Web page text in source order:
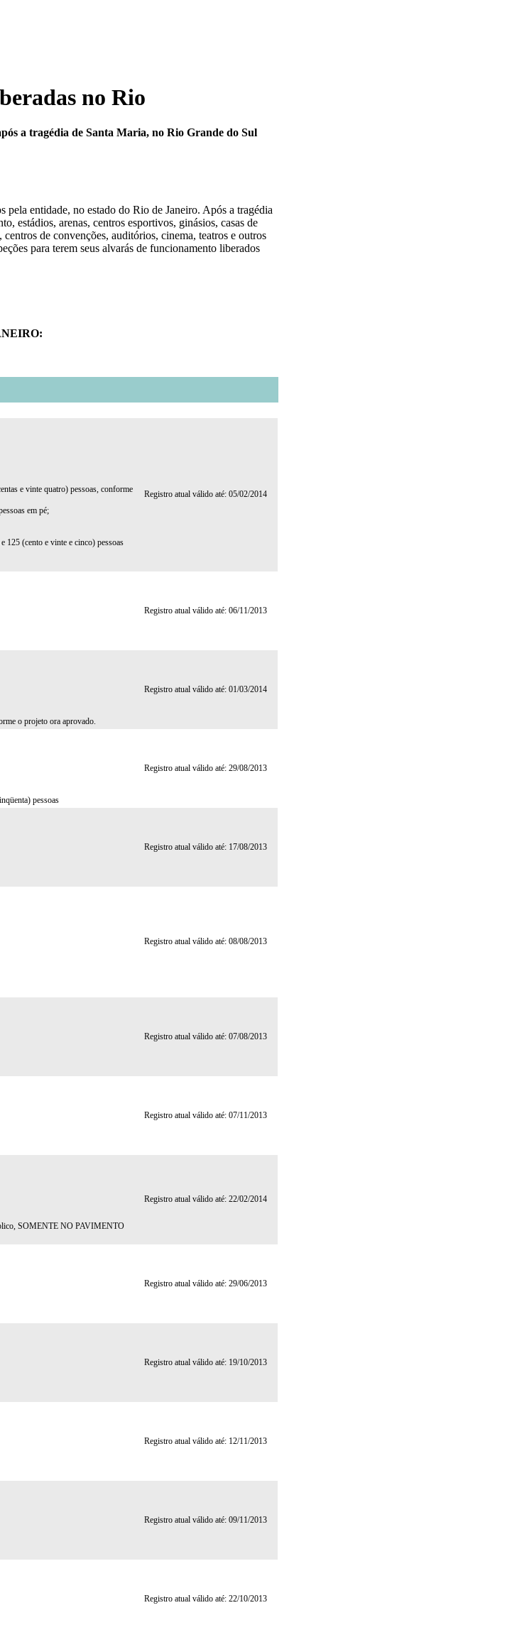
no Rio
a tragédia de Santa Maria, no Rio Grande do Sul
entidade, no estado do Rio de Janeiro. Após a tragédia
estádios, arenas, centros esportivos, ginásios, casas de
centros de convenções, auditórios, cinema, teatros e outros
para terem seus alvarás de funcionamento liberados
e vinte quatro) pessoas, conforme
em pé;
125 (cento e vinte e cinco) pessoas
Registro atual válido até: 05/02/2014
Registro atual válido até: 06/11/2013
o projeto ora aprovado.
Registro atual válido até: 01/03/2014
pessoas
Registro atual válido até: 29/08/2013
Registro atual válido até: 17/08/2013
Registro atual válido até: 08/08/2013
Registro atual válido até: 07/08/2013
Registro atual válido até: 07/11/2013
SOMENTE NO PAVIMENTO
Registro atual válido até: 22/02/2014
Registro atual válido até: 29/06/2013
Registro atual válido até: 19/10/2013
Registro atual válido até: 12/11/2013
Registro atual válido até: 09/11/2013
Registro atual válido até: 22/10/2013